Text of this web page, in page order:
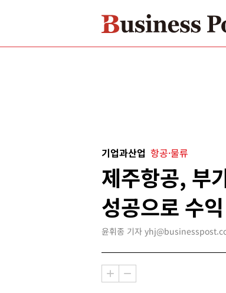
기업과산업 항공·물류
제주항공, 부
성공으로 수
윤휘종 기자